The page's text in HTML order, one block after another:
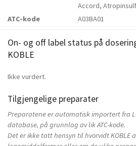
Accord,
ATC-kode
A03BA01
On- og off label status på
KOBLE
Ikke vurdert.
Tilgjengelige preparater
Preparatene er automatisk importert fra
database, på grunnlag av lik ATC-kode.
Det er ikke tatt hensyn til hvorvidt KOBLE